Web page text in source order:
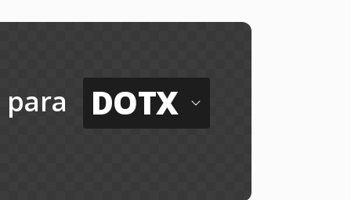
para DOTX